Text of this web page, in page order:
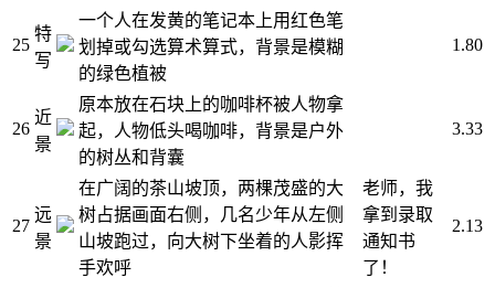
25
特
写
一个人在发黄的笔记本上用红色笔
划掉或勾选算术算式，背景是模糊
的绿色植被
1.80
26
近
景
原本放在石块上的咖啡杯被人物拿
起，人物低头喝咖啡，背景是户外
的树丛和背囊
3.33
27
远
景
在广阔的茶山坡顶，两棵茂盛的大
树占据画面右侧，几名少年从左侧
山坡跑过，向大树下坐着的人影挥
手欢呼
老师，我
拿到录取
通知书
了！
2.13